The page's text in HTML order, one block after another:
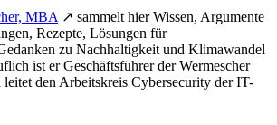
MBA ↗ sammelt hier Wissen, Argumente
Rezepte, Lösungen für
zu Nachhaltigkeit und Klimawandel
ist er Geschäftsführer der Wermescher
den Arbeitskreis Cybersecurity der IT-